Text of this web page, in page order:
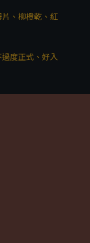
、柳橙乾、紅
度正式、好入